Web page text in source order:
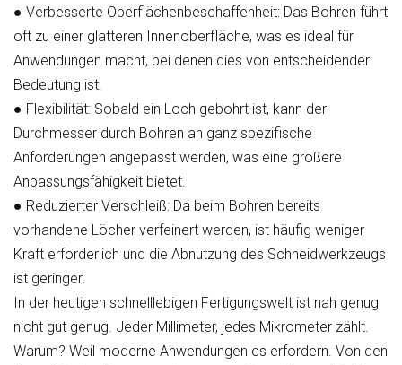
● Verbesserte Oberflächenbeschaffenheit: Das Bohren führt
oft zu einer glatteren Innenoberfläche, was es ideal für
Anwendungen macht, bei denen dies von entscheidender
Bedeutung ist.
● Flexibilität: Sobald ein Loch gebohrt ist, kann der
Durchmesser durch Bohren an ganz spezifische
Anforderungen angepasst werden, was eine größere
Anpassungsfähigkeit bietet.
● Reduzierter Verschleiß: Da beim Bohren bereits
vorhandene Löcher verfeinert werden, ist häufig weniger
Kraft erforderlich und die Abnutzung des Schneidwerkzeugs
ist geringer.
In der heutigen schnelllebigen Fertigungswelt ist nah genug
nicht gut genug. Jeder Millimeter, jedes Mikrometer zählt.
Warum? Weil moderne Anwendungen es erfordern. Von den